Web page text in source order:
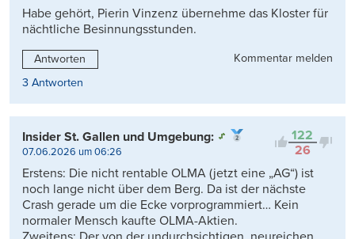
Habe gehört, Pierin Vinzenz übernehme das Kloster für
nächtliche Besinnungsstunden.
Antworten
Kommentar melden
3 Antworten
122
26
Insider St. Gallen und Umgebung:
07.06.2026 um 06:26
Erstens: Die nicht rentable OLMA (jetzt eine „AG“) ist
noch lange nicht über dem Berg. Da ist der nächste
Crash gerade um die Ecke vorprogrammiert… Kein
normaler Mensch kaufte OLMA-Aktien.